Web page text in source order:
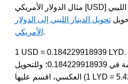
مثال الدولار الأمريكي [USD] إلى الدينار الليبي [LYD], يرجى
تحويل الدينار الليبي إلى الدولار
الأمريكي .
1 USD = 0.184229918939 LYD. لتحويل الدولار الأمريكي إلى
الدينار الليبي، اضرب القيمة في 0.184229918939؛ وللتحويل
العكسي، اقسم عليها (1 LYD = 5.428 USD). تقيس كلتا